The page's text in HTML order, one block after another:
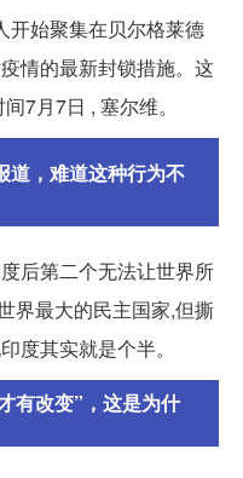
开始聚集在贝尔格莱德
情的最新封锁措施。这
7月7日 , 塞尔维。
道，难道这种行为不
后第二个无法让世界所
界最大的民主国家,但撕
度其实就是个半。
有改变”，这是为什